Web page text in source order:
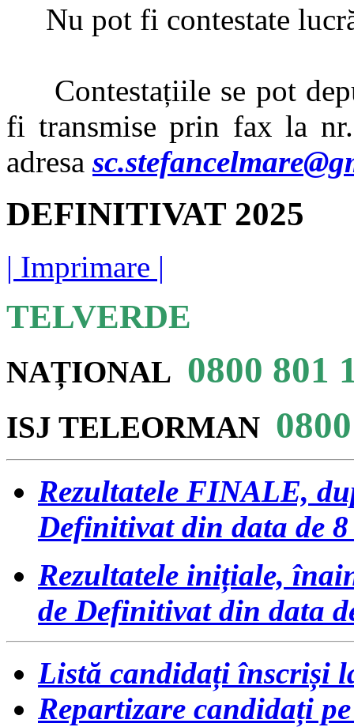
Nu pot fi contestate
Contestațiile se pot
fi transmise prin fax la
adresa
DEFINITIVAT 2025
| Imprimare |
TELVERDE
NAȚIONAL 0800 801
ISJ TELEORMAN
Rezultatele FINALE,
Definitivat din data de
Rezultatele inițiale,
de Definitivat din data
Listă candidați înscriși
Repartizare candidați